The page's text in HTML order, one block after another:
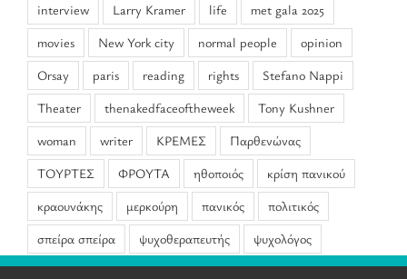
interview
Larry Kramer life
met gala 2025
movies
New York city normal people
opinion
Orsay
paris reading rights
Stefano Nappi
Theater
thenakedfaceoftheweek
Tony Kushner
woman
writer ΚΡΕΜΕΣ
Παρθενώνας
ΤΟΥΡΤΕΣ
ΦΡΟΥΤΑ ηθοποιός
κρίση πανικού
κραουνάκης
μερκούρη πανικός
πολιτικός
σπείρα σπείρα
ψυχοθεραπευτής ψυχολόγος